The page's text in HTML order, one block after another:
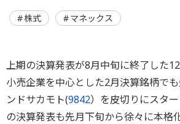
株式 マネックス
上期の決算発表が8月中旬に終了した
小売企業を中心とした2月決算銘柄で
ンドサカモト(9842）を皮切りにスタ
の決算発表も先月下旬から徐々に本格